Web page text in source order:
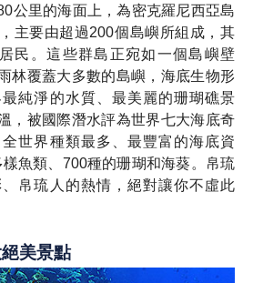
公里的海面上，為密克羅尼西亞島
主要由超過200個島嶼所組成，其
民。這些群島正宛如一個島嶼壁
林覆蓋大多數的島嶼，海底生物形
純淨的水質、最美麗的珊瑚礁景
，被國際潛水評為世界七大海底奇
世界種類最多、最豐富的海底資
魚類、700種的珊瑚和海葵。帛琉
帛琉人的熱情，絕對讓你不虛此
美景點